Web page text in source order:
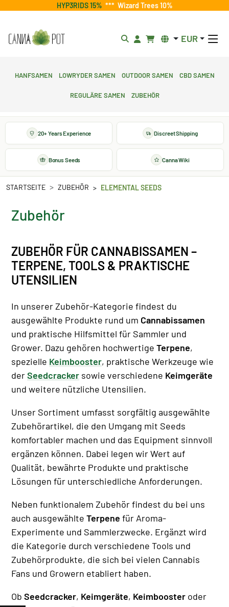
HYP3RIDS 15% *** Wizard Trees 10%
EUR
Hanfsamen Lowryder Samen Outdoor Samen CBD Samen
Reguläre Samen Zubehör
20+ Years Experience Discreet Shipping
Bonus Seeds Canna Wiki
STARTSEITE ZUBEHÖR ELEMENTAL SEEDS
Zubehör
ZUBEHÖR FÜR CANNABISSAMEN –
TERPENE, TOOLS & PRAKTISCHE
UTENSILIEN
In unserer Zubehör-Kategorie findest du
ausgewählte Produkte rund um Cannabissamen
und praktische Hilfsmittel für Sammler und
Grower. Dazu gehören hochwertige Terpene,
spezielle Keimbooster, praktische Werkzeuge wie
derSeedcracker sowie verschiedene Keimgeräte
und weitere nützliche Utensilien.
Unser Sortiment umfasst sorgfältig ausgewählte
Zubehörartikel, die den Umgang mit Seeds
komfortabler machen und das Equipment sinnvoll
ergänzen können. Dabei legen wir Wert auf
Qualität, bewährte Produkte und praktische
Lösungen für unterschiedliche Anforderungen.
Neben funktionalem Zubehör findest du bei uns
auch ausgewählte Terpene für Aroma-
Experimente und Sammlerzwecke. Ergänzt wird
die Kategorie durch verschiedene Tools und
Zubehörprodukte, die sich bei vielen Cannabis
Fans und Growern etabliert haben.
Ob Seedcracker, Keimgeräte, Keimbooster oder